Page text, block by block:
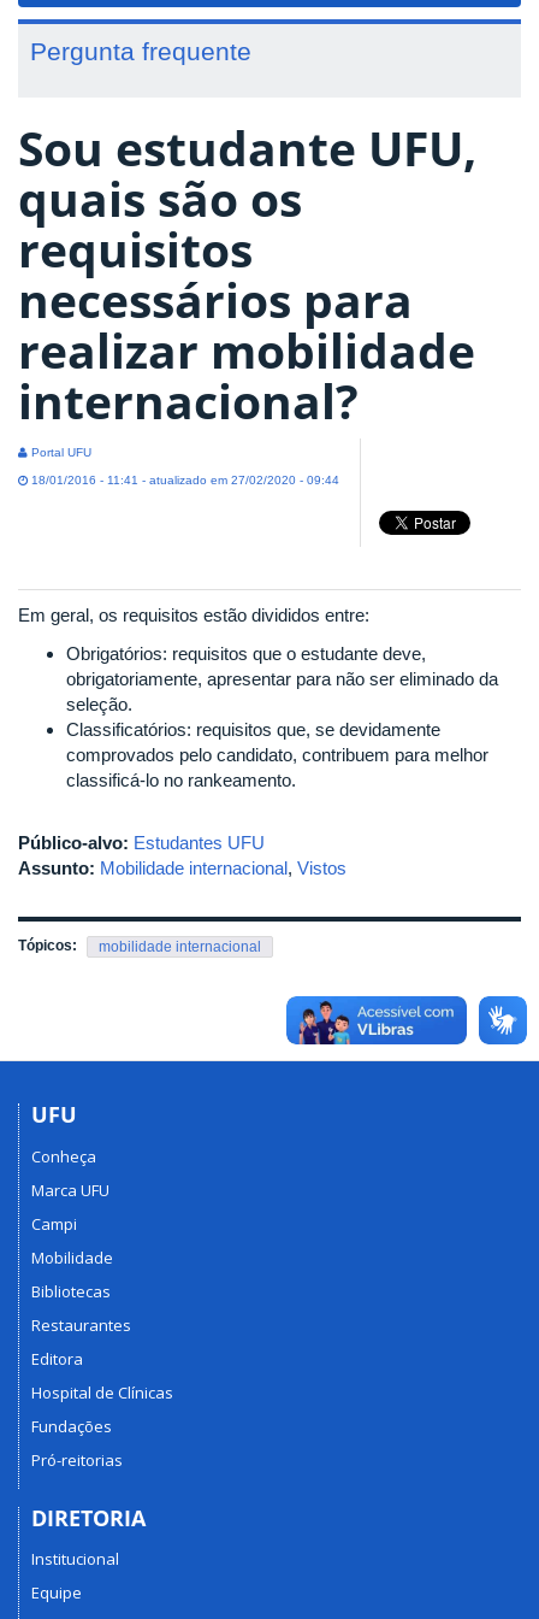
Pergunta frequente
Sou estudante UFU,
quais são os
requisitos
necessários para
realizar mobilidade
internacional?
Portal UFU
18/01/2016 - 11:41 - atualizado em 27/02/2020 - 09:44
Em geral, os requisitos estão divididos entre:
Obrigatórios: requisitos que o estudante deve,
obrigatoriamente, apresentar para não ser eliminado da
seleção.
Classificatórios: requisitos que, se devidamente
comprovados pelo candidato, contribuem para melhor
classificá-lo no rankeamento.
Público-alvo: Estudantes UFU
Assunto: Mobilidade internacional, Vistos
Tópicos: mobilidade internacional
UFU
Conheça
Marca UFU
Campi
Mobilidade
Bibliotecas
Restaurantes
Editora
Hospital de Clínicas
Fundações
Pró-reitorias
DIRETORIA
Institucional
Equipe